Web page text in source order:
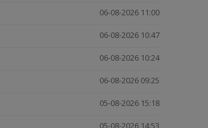
06-08-2026 11:00
06-08-2026 10:47
06-08-2026 10:24
06-08-2026 09:25
05-08-2026 15:18
05-08-2026 14:53